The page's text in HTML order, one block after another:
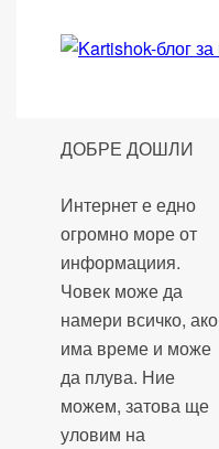
ДОБРЕ ДОШЛИ
Интернет е едно
огромно море от
информациия.
Човек може да
намери всичко, ако
има време и може
да плува. Ние
можем, затова ще
уловим на